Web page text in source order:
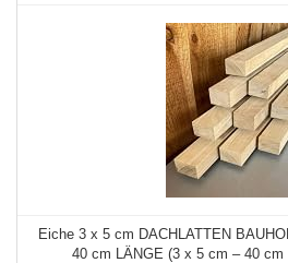
Eiche 3 x 5 cm DACHLATTEN
40 cm LÄNGE (3 x 5 cm – 40 cm